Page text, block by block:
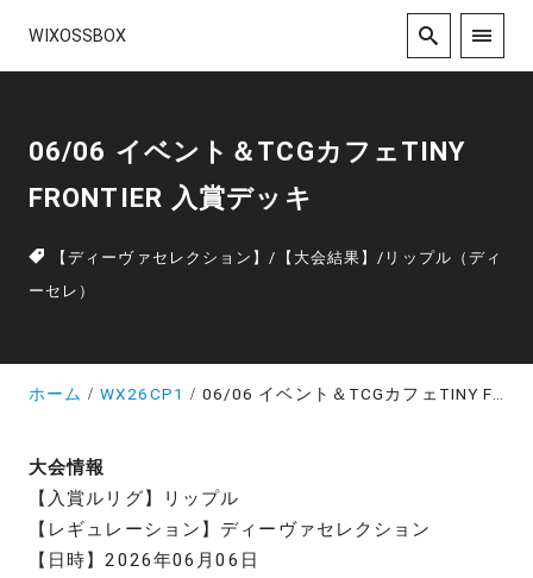
WIXOSSBOX
06/06 イベント＆TCGカフェTINY
FRONTIER 入賞デッキ
【ディーヴァセレクション】/ 【大会結果】/ リップル（ディ
ーセレ）
ホーム WX26CP1 06/06 イベント＆TCGカフェTINY FRONTIER 入賞デッキ
大会情報
【入賞ルリグ】リップル
【レギュレーション】ディーヴァセレクション
【日時】2026年06月06日